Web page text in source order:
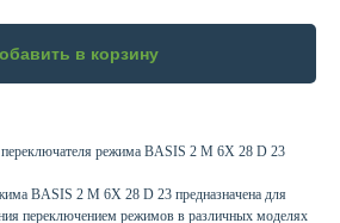
в корзину
переключателя режима BASIS 2 M 6X 28 D 23
BASIS 2 M 6X 28 D 23 предназначена для
переключением режимов в различных моделях